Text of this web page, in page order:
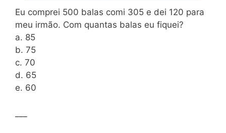
Eu comprei 500 balas comi 305 e dei 120 para
meu irmão. Com quantas balas eu fiquei?
a. 85
b. 75
c. 70
d. 65
e. 60